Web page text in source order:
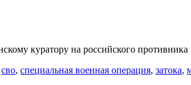
куратору на российского противника
сво, специальная военная операция, затока,